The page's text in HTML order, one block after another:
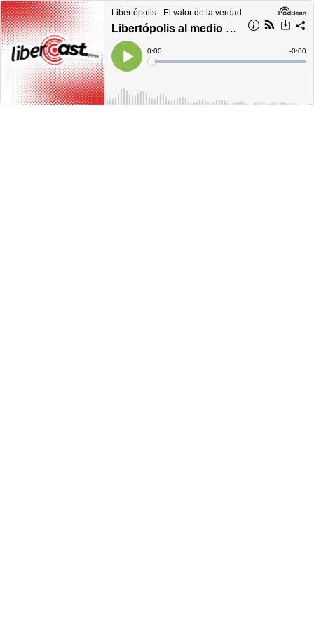
Libertópolis - El valor de la verdad
Libertópolis al medio día, jueves 02 de marzo de 2023
Play
Current
Time
0:00
Loaded:
Time
-0:00